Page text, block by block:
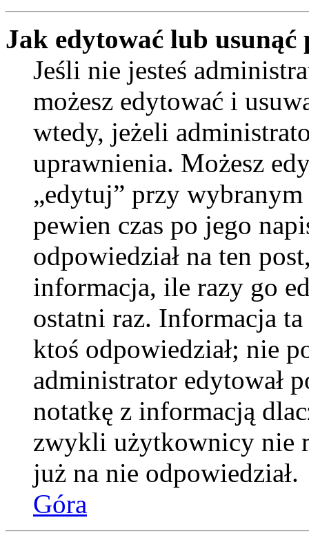
Jak edytować lub usunąć
Jeśli nie jesteś
możesz edytować i
wtedy, jeżeli
uprawnienia. Możesz
„edytuj” przy
pewien czas po jego
odpowiedział na ten
informacja, ile razy go
ostatni raz. Informacja
ktoś odpowiedział; nie
administrator edytował
notatkę z informacją
zwykli użytkownicy nie
już na nie odpowiedział.
Góra